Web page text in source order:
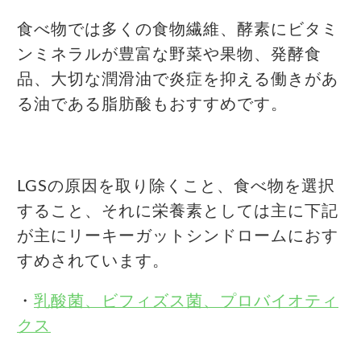
食べ物では多くの食物繊維、酵素にビタミ
ンミネラルが豊富な野菜や果物、発酵食
品、大切な潤滑油で炎症を抑える働きがあ
る油である脂肪酸もおすすめです。
LGSの原因を取り除くこと、食べ物を選択
すること、それに栄養素としては主に下記
が主にリーキーガットシンドロームにおす
すめされています。
・ 乳酸菌、ビフィズス菌、プロバイオティ
クス